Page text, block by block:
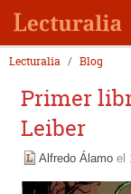
Lecturalia Blog
Primer
Leiber
Alfredo Álamo el